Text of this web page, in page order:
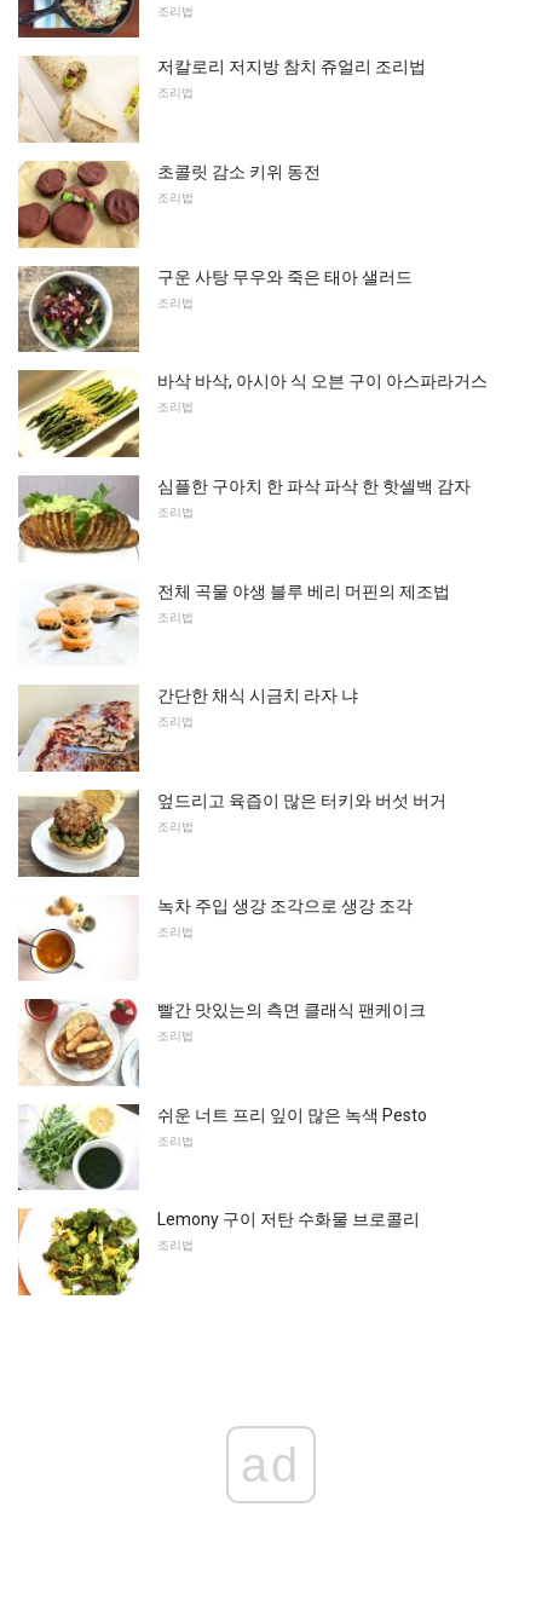
조리법
저칼로리 저지방 참치 쥬얼리 조리법
조리법
초콜릿 감소 키위 동전
조리법
구운 사탕 무우와 죽은 태아 샐러드
조리법
바삭 바삭, 아시아 식 오븐 구이 아스파라거스
조리법
심플한 구아치 한 파삭 파삭 한 핫셀백 감자
조리법
전체 곡물 야생 블루 베리 머핀의 제조법
조리법
간단한 채식 시금치 라자 냐
조리법
엎드리고 육즙이 많은 터키와 버섯 버거
조리법
녹차 주입 생강 조각으로 생강 조각
조리법
빨간 맛있는의 측면 클래식 팬케이크
조리법
쉬운 너트 프리 잎이 많은 녹색 Pesto
조리법
Lemony 구이 저탄 수화물 브로콜리
조리법
ad